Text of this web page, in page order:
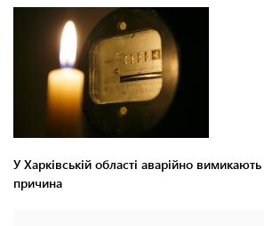
У Харківській області аварійно
причина